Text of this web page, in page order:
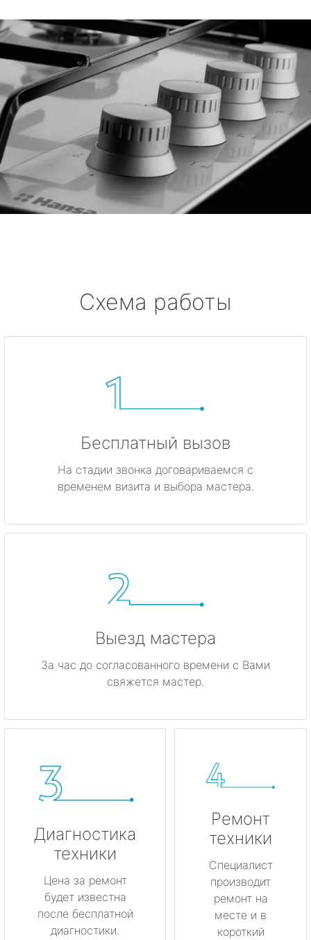
Схема работы
Бесплатный вызов
На стадии звонка договариваемся с
временем визита и выбора мастера.
Выезд мастера
За час до согласованного времени с Вами
свяжется мастер.
Диагностика
техники
Цена за ремонт
будет известна
после бесплатной
диагностики.
Ремонт
техники
Специалист
производит
ремонт на
месте и в
короткий